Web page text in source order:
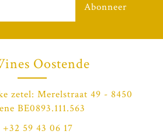
Abonneer
Oostende
zetel: Merelstraat 49 - 8450
BE0893.111.563
+32 59 43 06 17